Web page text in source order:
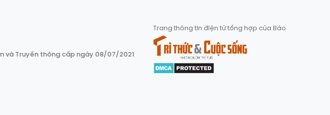
và Truyền thông cấp ngày 08/07/2021
Trang thông tin điện tử tổng hợp của Báo